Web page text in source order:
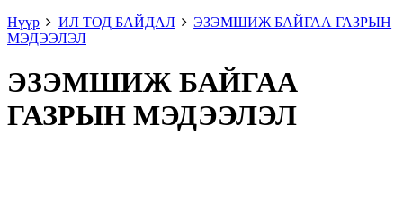
Нүүр
ИЛ ТОД БАЙДАЛ
ЭЗЭМШИЖ БАЙГАА ГАЗРЫН
МЭДЭЭЛЭЛ
ЭЗЭМШИЖ БАЙГАА
ГАЗРЫН МЭДЭЭЛЭЛ